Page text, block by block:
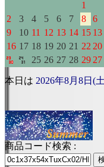
本日は 2026年8月8日(
商品コード検索 :